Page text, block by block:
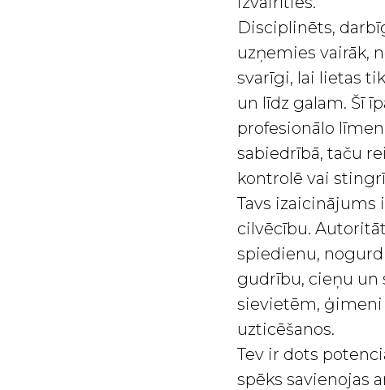
Disciplinēts,
uzņemies vairāk,
svarīgi, lai lietas
un līdz galam. Šī
profesionālo
sabiedrībā, taču
kontrolē vai
Tavs izaicinājums
cilvēcību.
spiedienu,
gudrību, cieņu un
sievietēm,
uzticēšanos.
Tev ir dots
spēks savienojas